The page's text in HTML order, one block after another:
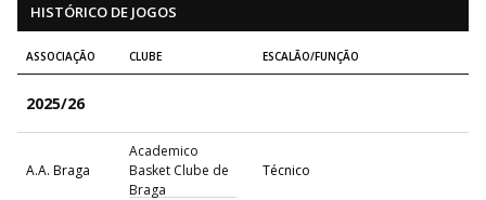
HISTÓRICO DE JOGOS
ASSOCIAÇÃO CLUBE ESCALÃO/FUNÇÃO
2025/26
A.A. Braga
Academico
Basket Clube de
Braga
Técnico